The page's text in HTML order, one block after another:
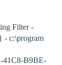
Filter -
- c:\program
41C8-B9BE-